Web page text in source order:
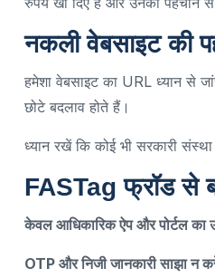
नकली वेबसाइट की
हमेशा वेबसाइट का URL ध्यान से
छोटे बदलाव होते हैं।
ध्यान रखें कि कोई भी सरकारी
FASTag फ्रॉड से
केवल आधिकारिक ऐप और पोर्टल का
OTP और निजी जानकारी साझा न